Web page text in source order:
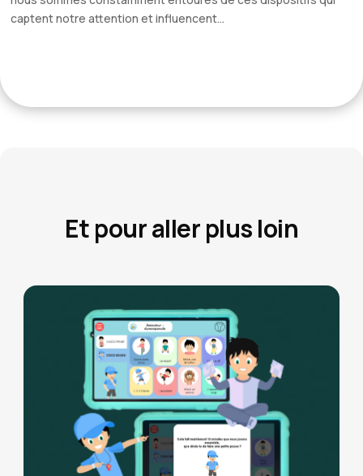
captent notre attention et influencent...
Et pour aller plus loin